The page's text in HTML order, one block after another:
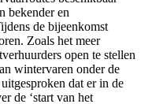
bekender en
de bijeenkomst
Zoals het meer
open te stellen
wintervaren onder de
dat er in de
de ‘start van het